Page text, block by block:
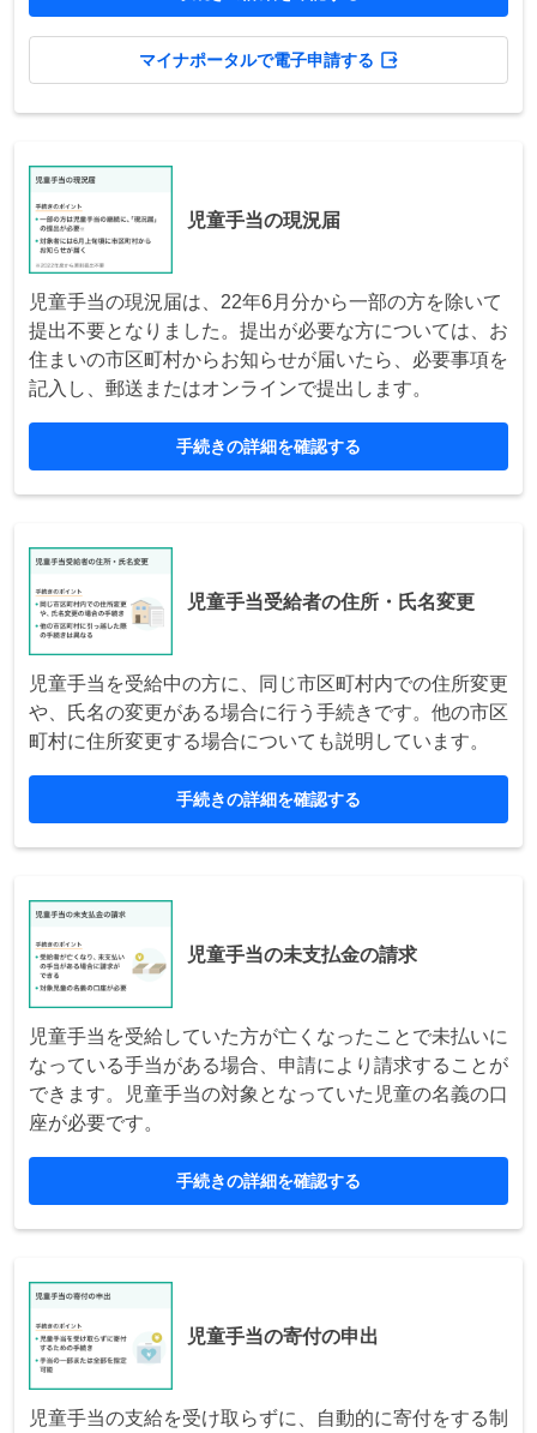
マイナポータルで電子申請する
児童手当の現況届
児童手当の現況届は、22年6月分から一部の方を除いて
提出不要となりました。提出が必要な方については、お
住まいの市区町村からお知らせが届いたら、必要事項を
記入し、郵送またはオンラインで提出します。
手続きの詳細を確認する
児童手当受給者の住所・氏名変更
児童手当を受給中の方に、同じ市区町村内での住所変更
や、氏名の変更がある場合に行う手続きです。他の市区
町村に住所変更する場合についても説明しています。
手続きの詳細を確認する
児童手当の未支払金の請求
児童手当を受給していた方が亡くなったことで未払いに
なっている手当がある場合、申請により請求することが
できます。児童手当の対象となっていた児童の名義の口
座が必要です。
手続きの詳細を確認する
児童手当の寄付の申出
児童手当の支給を受け取らずに、自動的に寄付をする制